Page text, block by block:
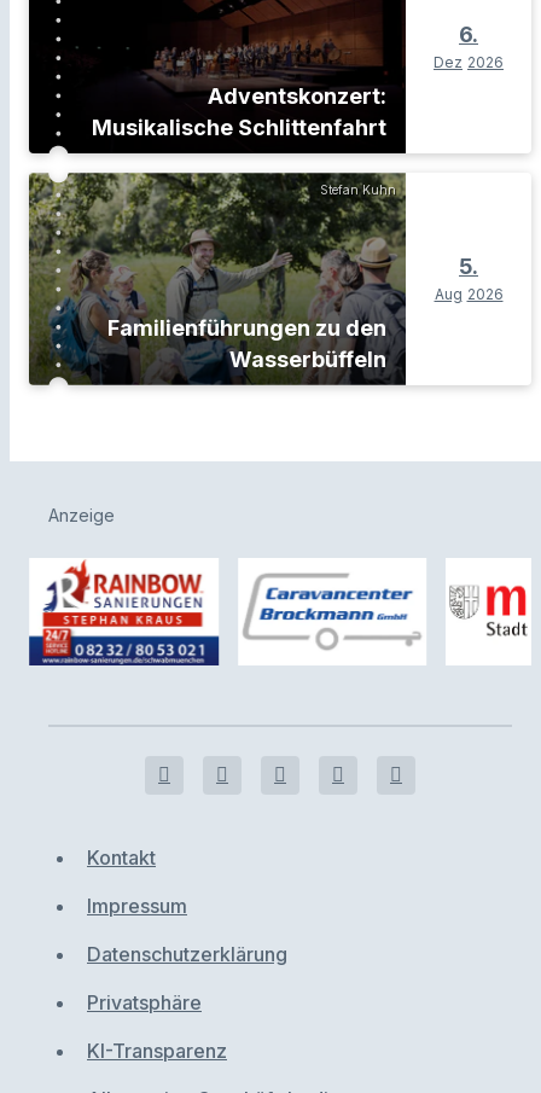
Adventskonzert:
Musikalische Schlittenfahrt
6.
Dez 2026
Stefan Kuhn
Familienführungen zu den
Wasserbüffeln
5.
Aug 2026
Anzeige
Kontakt
Impressum
Datenschutzerklärung
Privatsphäre
KI-Transparenz